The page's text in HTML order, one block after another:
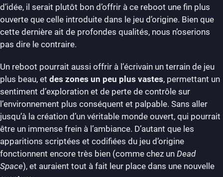
d’idée, il serait plutôt bon d’offrir à ce reboot une fin plus
ouverte que celle introduite dans le jeu d’origine. Bien que
cette dernière ait de profondes qualités, nous n’oserions
pas dire le contraire.
Un reboot pourrait aussi offrir à l’écrivain un terrain de jeu
plus beau, et des zones un peu plus vastes, permettant un
sentiment d’exploration et de perte de contrôle sur
l’environnement plus conséquent et palpable. Sans aller
jusqu’à la création d’un véritable monde ouvert, qui pourrait
être un immense frein à l’ambiance. D’autant que les
apparitions scriptées et codifiées du jeu d’origine
fonctionnent encore très bien (comme chez un Dead
Space), et auraient tout à fait leur place dans une nouvelle